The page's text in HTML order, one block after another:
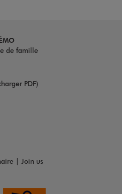
de famille
PDF)
| Join us